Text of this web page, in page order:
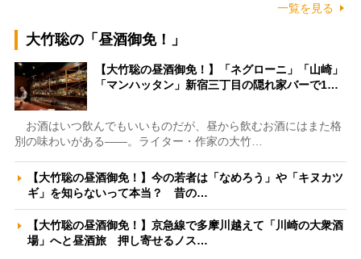
一覧を見る
大竹聡の「昼酒御免！」
【大竹聡の昼酒御免！】「ネグローニ」「山崎」
「マンハッタン」新宿三丁目の隠れ家バーで1…
お酒はいつ飲んでもいいものだが、昼から飲むお酒にはまた格
別の味わいがある――。ライター・作家の大竹…
【大竹聡の昼酒御免！】今の若者は「なめろう」や「キヌカツ
ギ」を知らないって本当？ 昔の…
【大竹聡の昼酒御免！】京急線で多摩川越えて「川崎の大衆酒
場」へと昼酒旅 押し寄せるノス…